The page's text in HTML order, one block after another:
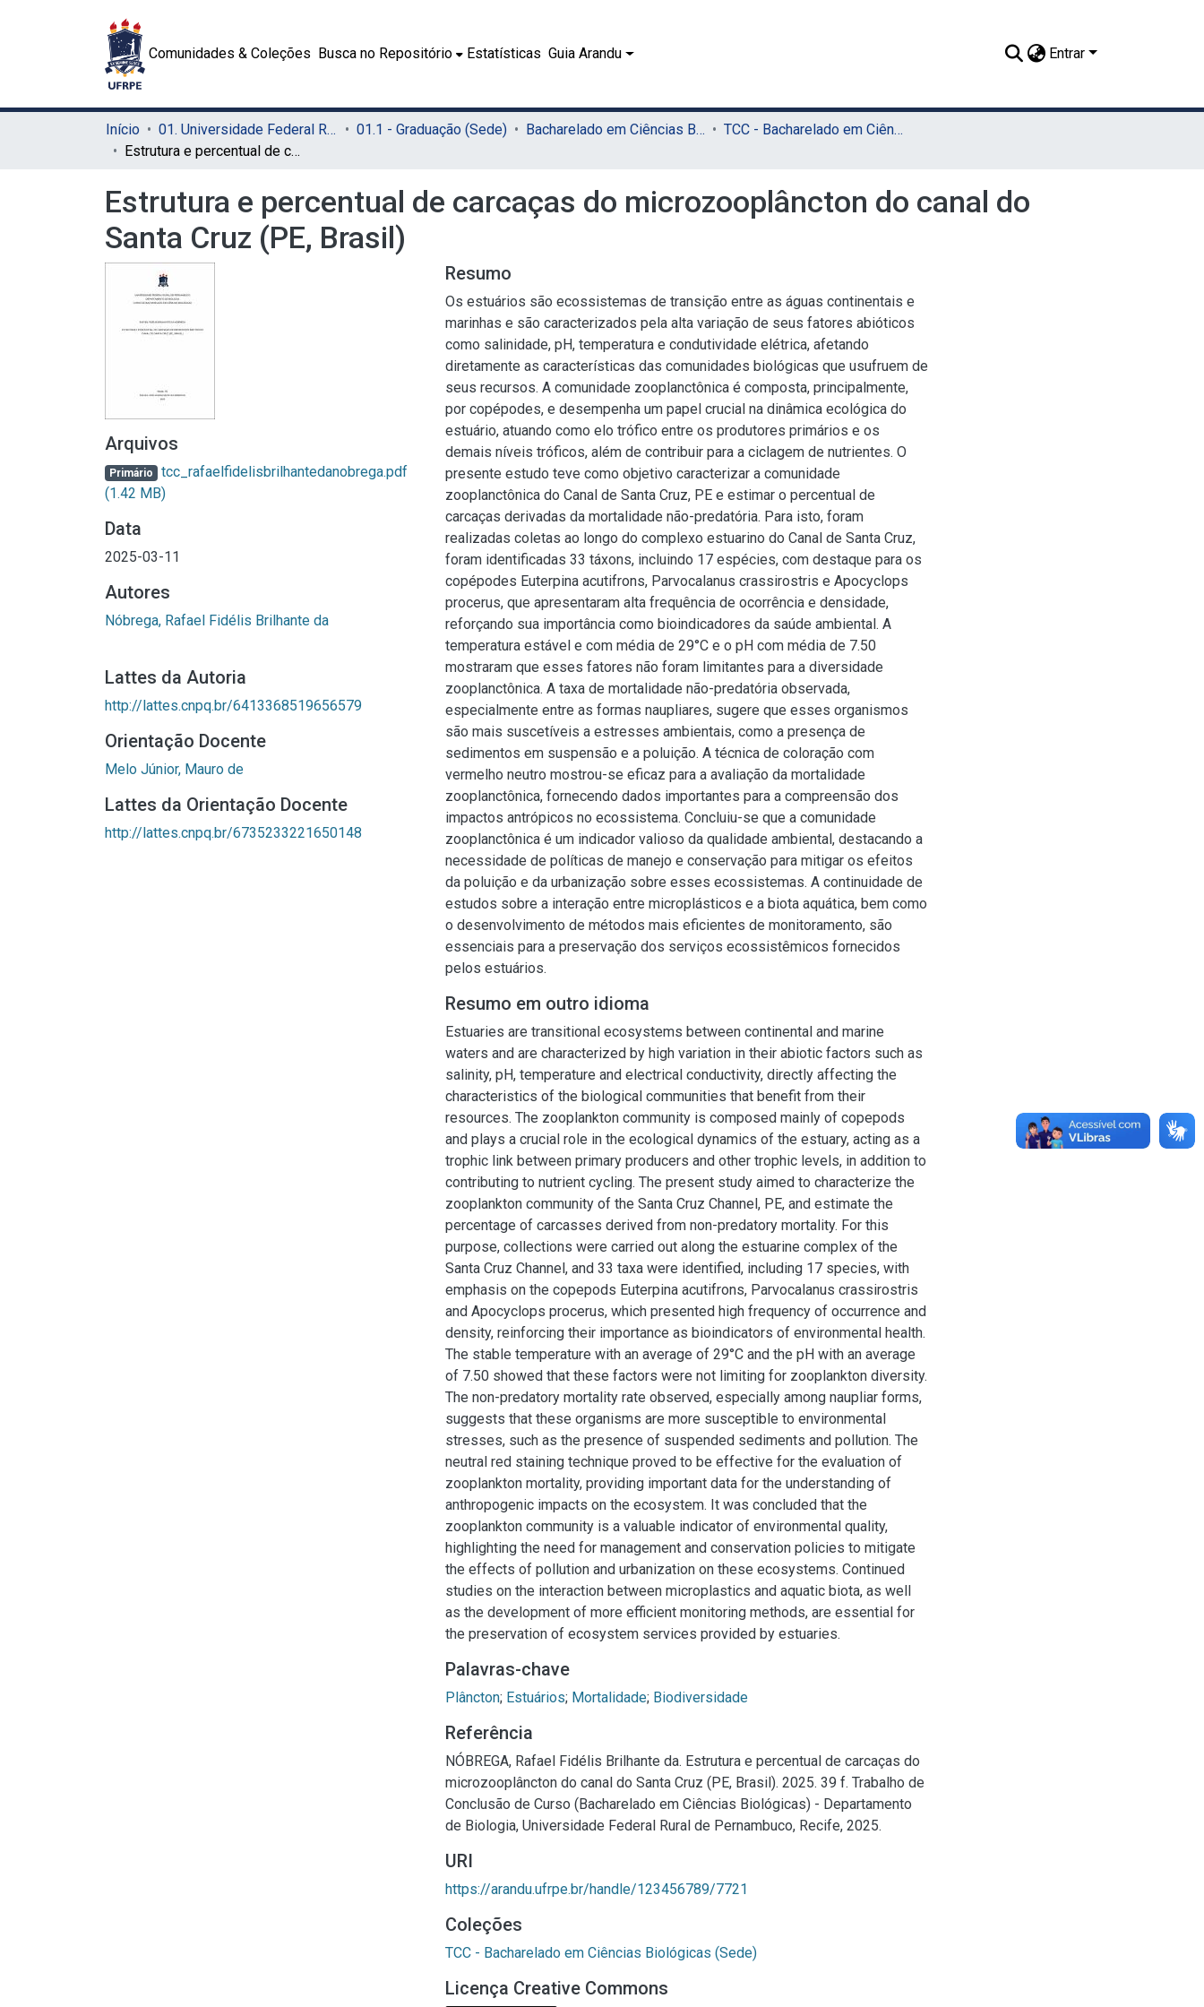
Comunidades & Coleções Busca no Repositório Estatísticas Guia Arandu Entrar
Início 01. Universidade Federal Rural de Pernambuco - UFRPE (Sede) 01.1 - Graduação (Sede) Bacharelado em Ciências Biológicas (Sede)
TCC - Bacharelado em Ciências Biológicas (Sede)
Estrutura e percentual de carcaças do microzooplâncton do canal do Santa Cruz (PE, Brasil)
Estrutura e percentual de carcaças do microzooplâncton do canal do
Santa Cruz (PE, Brasil)
Arquivos
Primário tcc_rafaelfidelisbrilhantedanobrega.pdf
(1.42 MB)
Data
2025-03-11
Autores
Nóbrega, Rafael Fidélis Brilhante da
Lattes da Autoria
http://lattes.cnpq.br/6413368519656579
Orientação Docente
Melo Júnior, Mauro de
Lattes da Orientação Docente
http://lattes.cnpq.br/6735233221650148
Resumo
Os estuários são ecossistemas de transição entre as águas continentais e
marinhas e são caracterizados pela alta variação de seus fatores abióticos
como salinidade, pH, temperatura e condutividade elétrica, afetando
diretamente as características das comunidades biológicas que usufruem de
seus recursos. A comunidade zooplanctônica é composta, principalmente,
por copépodes, e desempenha um papel crucial na dinâmica ecológica do
estuário, atuando como elo trófico entre os produtores primários e os
demais níveis tróficos, além de contribuir para a ciclagem de nutrientes. O
presente estudo teve como objetivo caracterizar a comunidade
zooplanctônica do Canal de Santa Cruz, PE e estimar o percentual de
carcaças derivadas da mortalidade não-predatória. Para isto, foram
realizadas coletas ao longo do complexo estuarino do Canal de Santa Cruz,
foram identificadas 33 táxons, incluindo 17 espécies, com destaque para os
copépodes Euterpina acutifrons, Parvocalanus crassirostris e Apocyclops
procerus, que apresentaram alta frequência de ocorrência e densidade,
reforçando sua importância como bioindicadores da saúde ambiental. A
temperatura estável e com média de 29°C e o pH com média de 7.50
mostraram que esses fatores não foram limitantes para a diversidade
zooplanctônica. A taxa de mortalidade não-predatória observada,
especialmente entre as formas naupliares, sugere que esses organismos
são mais suscetíveis a estresses ambientais, como a presença de
sedimentos em suspensão e a poluição. A técnica de coloração com
vermelho neutro mostrou-se eficaz para a avaliação da mortalidade
zooplanctônica, fornecendo dados importantes para a compreensão dos
impactos antrópicos no ecossistema. Concluiu-se que a comunidade
zooplanctônica é um indicador valioso da qualidade ambiental, destacando a
necessidade de políticas de manejo e conservação para mitigar os efeitos
da poluição e da urbanização sobre esses ecossistemas. A continuidade de
estudos sobre a interação entre microplásticos e a biota aquática, bem como
o desenvolvimento de métodos mais eficientes de monitoramento, são
essenciais para a preservação dos serviços ecossistêmicos fornecidos
pelos estuários.
Resumo em outro idioma
Estuaries are transitional ecosystems between continental and marine
waters and are characterized by high variation in their abiotic factors such as
salinity, pH, temperature and electrical conductivity, directly affecting the
characteristics of the biological communities that benefit from their
resources. The zooplankton community is composed mainly of copepods
and plays a crucial role in the ecological dynamics of the estuary, acting as a
trophic link between primary producers and other trophic levels, in addition to
contributing to nutrient cycling. The present study aimed to characterize the
zooplankton community of the Santa Cruz Channel, PE, and estimate the
percentage of carcasses derived from non-predatory mortality. For this
purpose, collections were carried out along the estuarine complex of the
Santa Cruz Channel, and 33 taxa were identified, including 17 species, with
emphasis on the copepods Euterpina acutifrons, Parvocalanus crassirostris
and Apocyclops procerus, which presented high frequency of occurrence and
density, reinforcing their importance as bioindicators of environmental health.
The stable temperature with an average of 29°C and the pH with an average
of 7.50 showed that these factors were not limiting for zooplankton diversity.
The non-predatory mortality rate observed, especially among naupliar forms,
suggests that these organisms are more susceptible to environmental
stresses, such as the presence of suspended sediments and pollution. The
neutral red staining technique proved to be effective for the evaluation of
zooplankton mortality, providing important data for the understanding of
anthropogenic impacts on the ecosystem. It was concluded that the
zooplankton community is a valuable indicator of environmental quality,
highlighting the need for management and conservation policies to mitigate
the effects of pollution and urbanization on these ecosystems. Continued
studies on the interaction between microplastics and aquatic biota, as well
as the development of more efficient monitoring methods, are essential for
the preservation of ecosystem services provided by estuaries.
Palavras-chave
Plâncton; Estuários; Mortalidade; Biodiversidade
Referência
NÓBREGA, Rafael Fidélis Brilhante da. Estrutura e percentual de carcaças do
microzooplâncton do canal do Santa Cruz (PE, Brasil). 2025. 39 f. Trabalho de
Conclusão de Curso (Bacharelado em Ciências Biológicas) - Departamento
de Biologia, Universidade Federal Rural de Pernambuco, Recife, 2025.
URI
https://arandu.ufrpe.br/handle/123456789/7721
Coleções
TCC - Bacharelado em Ciências Biológicas (Sede)
Licença Creative Commons